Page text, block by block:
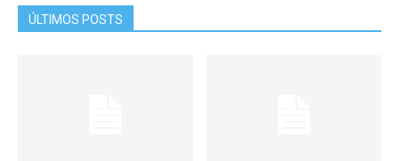
ÚLTIMOS POSTS